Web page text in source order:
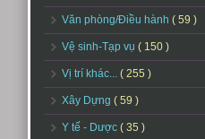
Văn phòng/Điều hành ( 59 )
Vệ sinh-Tạp vụ ( 150 )
Vị trí khác... ( 255 )
Xây Dựng ( 59 )
Y tế - Dược ( 35 )